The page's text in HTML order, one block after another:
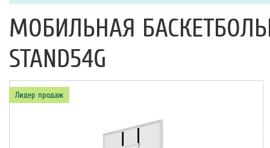
МОБИЛЬНАЯ
STAND54G
Лидер продаж